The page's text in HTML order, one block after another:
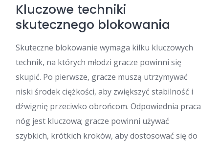
Kluczowe techniki
skutecznego blokowania
Skuteczne blokowanie wymaga kilku kluczowych
technik, na których młodzi gracze powinni się
skupić. Po pierwsze, gracze muszą utrzymywać
niski środek ciężkości, aby zwiększyć stabilność i
dźwignię przeciwko obrońcom. Odpowiednia praca
nóg jest kluczowa; gracze powinni używać
szybkich, krótkich kroków, aby dostosować się do